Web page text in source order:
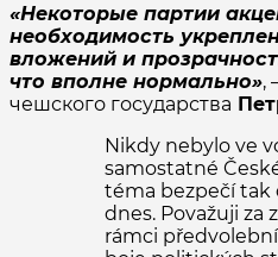
«Некоторые партии
необходимость
вложений и
что вполне нормально»,
чешского государства
Nikdy nebylo ve
samostatné
téma bezpečí tak
dnes. Považuji za
rámci